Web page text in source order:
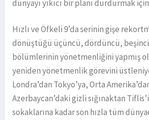
dünyayı yıkıcı bir planı durdurmak
Hızlı ve Öfkeli 9’da serinin gişe
dönüştüğü üçüncü, dördüncü, beşinci
bölümlerinin yönetmenliğini yapmış
yeniden yönetmenlik görevini
Londra’dan Tokyo’ya, Orta
Azerbaycan’daki gizli sığınaktan
sokaklarına kadar son hızla tüm